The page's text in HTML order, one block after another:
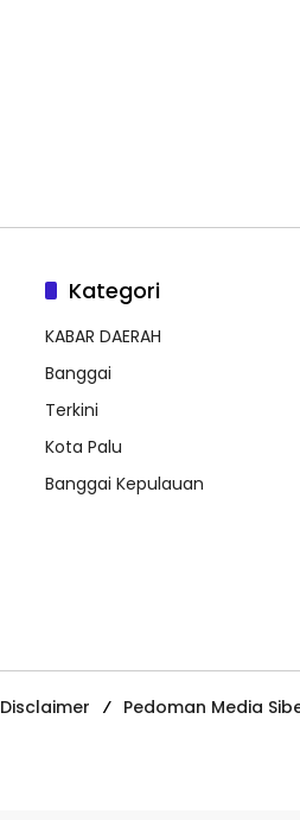
Kategori
KABAR DAERAH
Banggai
Terkini
Kota Palu
Banggai Kepulauan
Disclaimer Pedoman Media